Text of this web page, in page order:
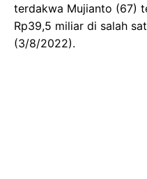
terdakwa Mujianto (67)
Rp39,5 miliar di salah
(3/8/2022).